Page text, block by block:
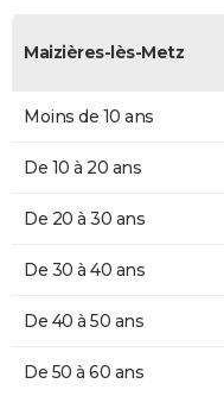
Maizières-lès-Metz
Moins de 10 ans
De 10 à 20 ans
De 20 à 30 ans
De 30 à 40 ans
De 40 à 50 ans
De 50 à 60 ans